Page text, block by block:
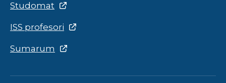
Studomat
ISS profesori
Sumarum